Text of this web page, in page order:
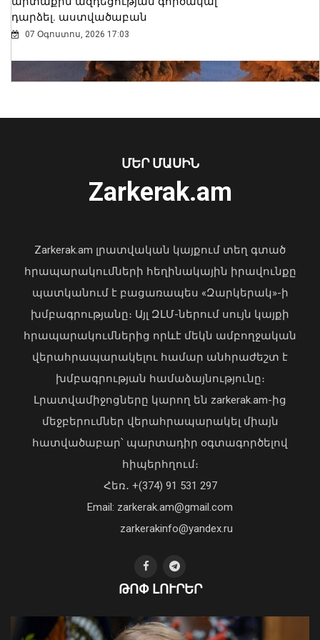
անցկացված CTBTO-ի
աշխատաժողովը նոր փուլ է բացում
ոլորտային համագործակցության
վարժանքի արդյունքները
10 Օգոստոս, 2026 23:12
Խոշոր ավտովթար Շիրակի մարզում․
Գյումրիում բախվել են «BMW 320I»-ն և
10 Օգոստոս, 2026 23:11
փողոցներում ապամոնտաժվել են
ինքնակամ շինություններ
դարձել. աստվածաբան
07 Օգոստոս, 2026 17:03
Դրոնային հարձակումներ
Թաթարստանում Wildberries-ի
պահեստների վրա
նշանակում Փաշինյանի
հայտարարությունը
ՄԵՐ ՄԱՍԻՆ
Zarkerak.am
Zarkerak.am լրատվական կայքում տեղ գտած
հրապարակումների հեղինակային իրավունքը
պատկանում է բացառապես «Զարկերակ»-ի
խմբագրությանը։ Այլ ԶԼՄ-ներում սույն կայքի
հրապարակումներից որևէ մեկն ամբողջական
վերահրապարակելու համար անհրաժեշտ է
խմբագրության համաձայնությունը։
Լրատվամիջոցները կարող են zarkerak.am-ից
մեջբերումներ վերահրապարակել միայն
հատվածաբար՝ պարտադիր օգտագործելով
հիպերհղում։
Հեռ․ +(374) 91 531 297
Email: zarkerak.am@gmail.com
zarkerakinfo@yandex.ru
ԹՈՓ ԼՈՒՐԵՐ